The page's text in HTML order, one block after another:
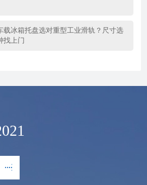
载冰箱托盘选对重型工业滑轨？尺寸选
找上门